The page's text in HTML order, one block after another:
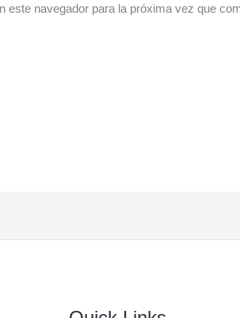
este navegador para la próxima vez que